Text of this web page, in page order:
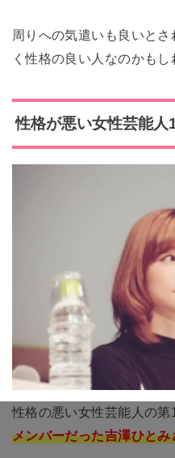
周りへの気遣いも良いと
く性格の良い人なのかもし
性格が悪い女性芸能人
性格の悪い女性芸能人の第
メンバーだった吉澤ひとみ